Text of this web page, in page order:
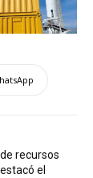
recursos
el